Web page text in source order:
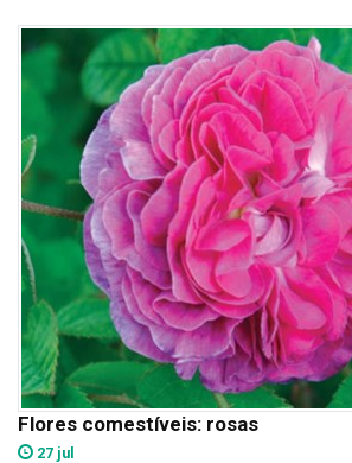
Flores comestíveis: rosas
27 jul